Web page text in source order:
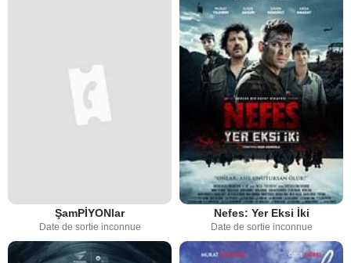
ŞamPİYONlar
Date de sortie inconnue
Nefes: Yer Eksi İki
Date de sortie inconnue